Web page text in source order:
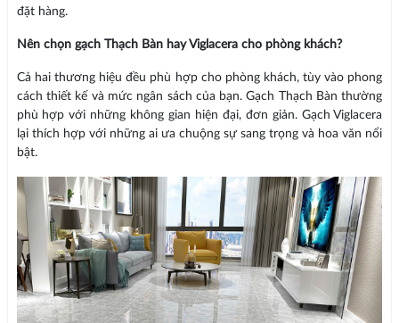
đặt hàng.
Nên chọn gạch Thạch Bàn hay Viglacera cho phòng khách?
Cả hai thương hiệu đều phù hợp cho phòng khách, tùy vào phong
cách thiết kế và mức ngân sách của bạn. Gạch Thạch Bàn thường
phù hợp với những không gian hiện đại, đơn giản. Gạch Viglacera
lại thích hợp với những ai ưa chuộng sự sang trọng và hoa văn nổi
bật.